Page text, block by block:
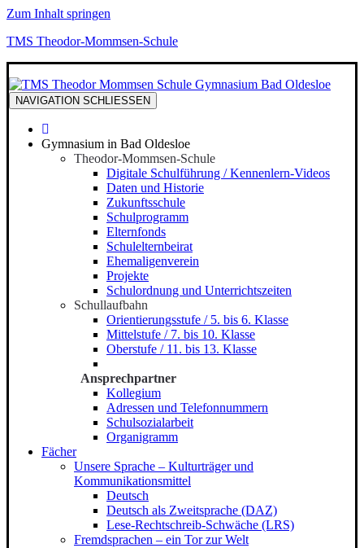
Zum Inhalt springen
TMS Theodor-Mommsen-Schule
NAVIGATION SCHLIESSEN
Gymnasium in Bad Oldesloe
Theodor-Mommsen-Schule
Digitale Schulführung / Kennenlern-Videos
Daten und Historie
Zukunftsschule
Schulprogramm
Elternfonds
Schulelternbeirat
Ehemaligenverein
Projekte
Schulordnung und Unterrichtszeiten
Schullaufbahn
Orientierungsstufe / 5. bis 6. Klasse
Mittelstufe / 7. bis 10. Klasse
Oberstufe / 11. bis 13. Klasse
Ansprechpartner
Kollegium
Adressen und Telefonnummern
Schulsozialarbeit
Organigramm
Fächer
Unsere Sprache – Kulturträger und
Kommunikationsmittel
Deutsch
Deutsch als Zweitsprache (DAZ)
Lese-Rechtschreib-Schwäche (LRS)
Fremdsprachen – ein Tor zur Welt